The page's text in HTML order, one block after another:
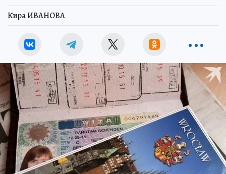
Кира ИВАНОВА